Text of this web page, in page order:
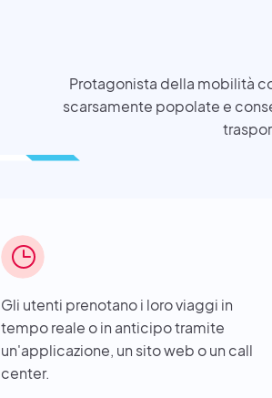
Protagonista della mobilità
scarsamente popolate e
Gli utenti prenotano i loro viaggi in
tempo reale o in anticipo tramite
un'applicazione, un sito web o un call
center.